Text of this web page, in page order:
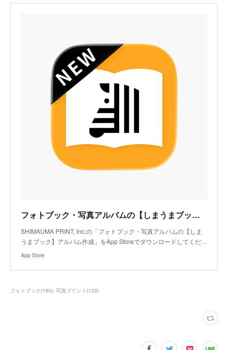
フォトブック・写真アルバムの【しまうまブック】アルバム作成アプリ - App Store
SHIMAUMA PRINT, Inc.の「フォトブック・写真アルバムの【しま
うまブック】アルバム作成」をApp Storeでダウンロードしてくだ…
App Store
フォトブック (190) 写真プリント (133)